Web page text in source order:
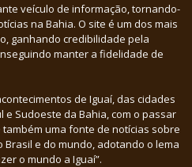
veículo de informação, tornando-
na Bahia. O site é um dos mais
ganhando credibilidade pela
manter a fidelidade de
de Iguaí, das cidades
e Sudoeste da Bahia, com o passar
uma fonte de notícias sobre
e do mundo, adotando o lema
o mundo a Iguaí”.